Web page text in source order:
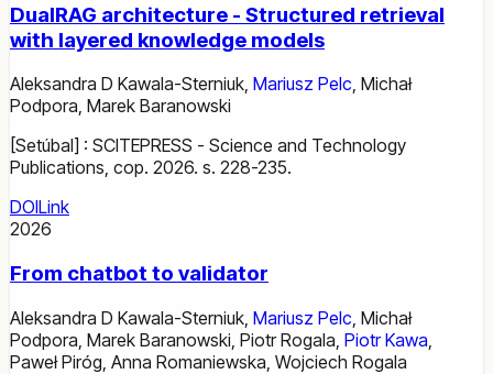
DualRAG architecture - Structured retrieval
with layered knowledge models
Aleksandra D Kawala-Sterniuk, Mariusz Pelc, Michał
Podpora, Marek Baranowski
[Setúbal] : SCITEPRESS - Science and Technology
Publications, cop. 2026. s. 228-235.
DOILink
2026
From chatbot to validator
Aleksandra D Kawala-Sterniuk Mariusz Pelc Michał
Podpora Marek Baranowski Piotr Rogala Piotr Kawa
Paweł Piróg Anna Romaniewska Wojciech Rogala